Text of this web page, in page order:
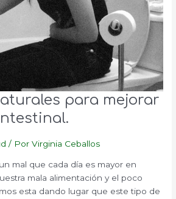
para mejorar
/ PorVirginia Ceballos
mal que cada día es mayor en
mala alimentación y el poco
esta dando lugar que este tipo de